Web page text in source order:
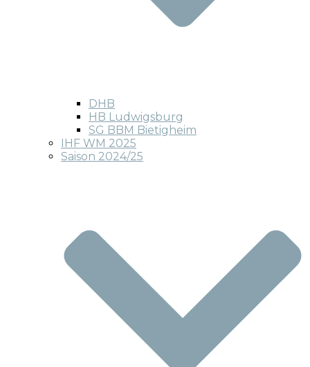
DHB
HB Ludwigsburg
SG BBM Bietigheim
IHF WM 2025
Saison 2024/25